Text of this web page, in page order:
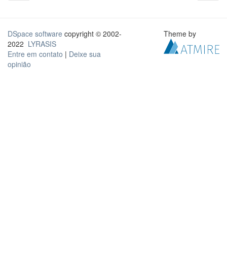
DSpace software copyright © 2002-
2022 LYRASIS
Entre em contato | Deixe sua
opinião
Theme by